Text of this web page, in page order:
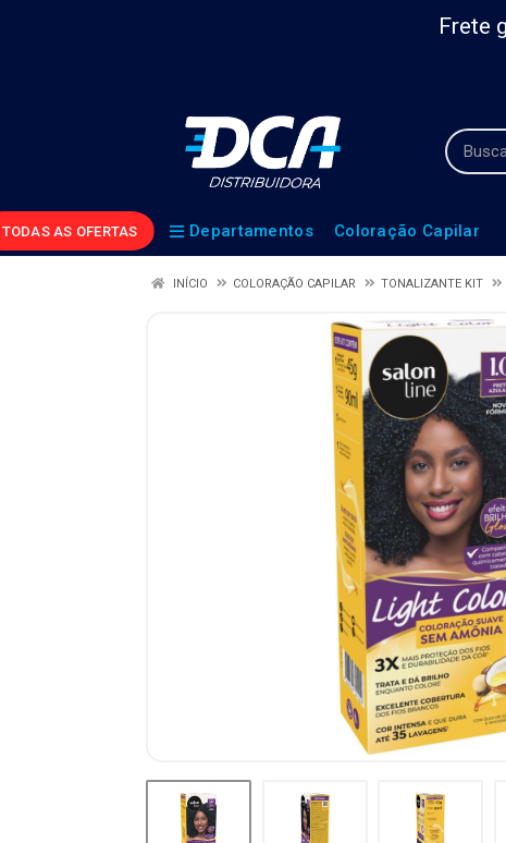
Frete
TODAS AS OFERTAS Departamentos Coloração Capilar
INÍCIO COLORAÇÃO CAPILAR TONALIZANTE KIT